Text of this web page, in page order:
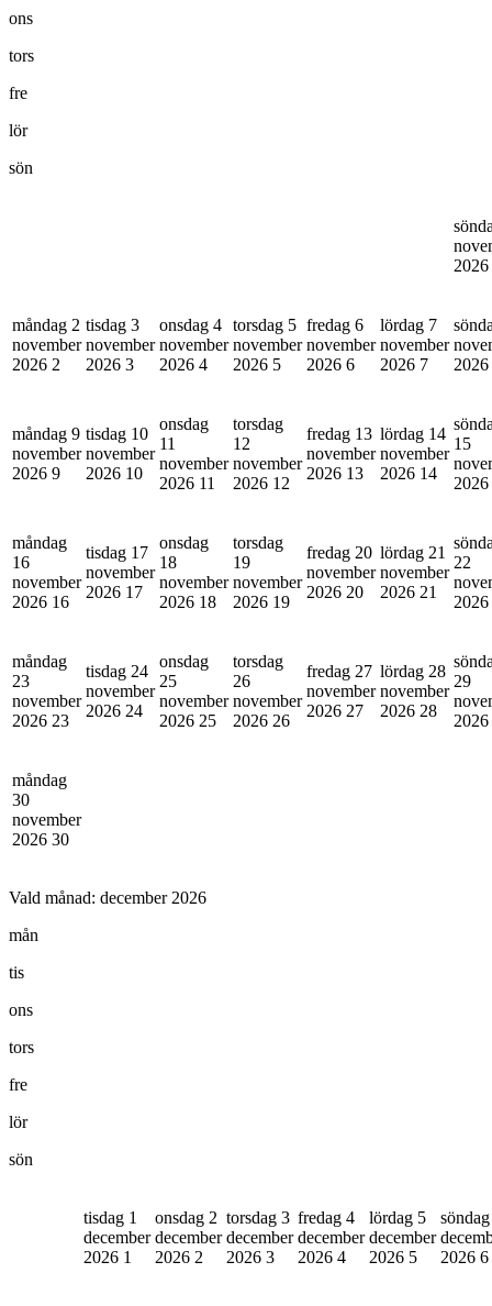
ons
tors
fre
lör
sön
2026
måndag 2
november
2026 2
tisdag 3
november
2026 3
onsdag 4
november
2026 4
torsdag 5
november
2026 5
fredag 6
november
2026 6
lördag 7
november
2026 7
2026
måndag 9
november
2026 9
tisdag 10
november
2026 10
onsdag
11
november
2026 11
torsdag
12
november
2026 12
fredag 13
november
2026 13
lördag 14
november
2026 14
15
2026
måndag
16
november
2026 16
tisdag 17
november
2026 17
onsdag
18
november
2026 18
torsdag
19
november
2026 19
fredag 20
november
2026 20
lördag 21
november
2026 21
22
2026
måndag
23
november
2026 23
tisdag 24
november
2026 24
onsdag
25
november
2026 25
torsdag
26
november
2026 26
fredag 27
november
2026 27
lördag 28
november
2026 28
29
2026
måndag
30
november
2026 30
Vald månad: december 2026
mån
tis
ons
tors
fre
lör
sön
tisdag 1
december
2026 1
onsdag 2
december
2026 2
torsdag 3
december
2026 3
fredag 4
december
2026 4
lördag 5
december
2026 5
2026 6